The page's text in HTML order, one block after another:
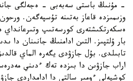
- مۇنىڭ باستى سەبەبى - ەجەلگى جانە
وزىمىزدە قاعاز بەتىنە تۇسپەگەن.
ەسكەرتكىشتەرى كورسەتىپ
بار ۇلتپىز. التىن ادامنىڭ جانىنان دا
تابىلدى. بۇل جازۋدى يگەرە الماي
اراب جازۋىن دا بىزدە تەك ءدىني